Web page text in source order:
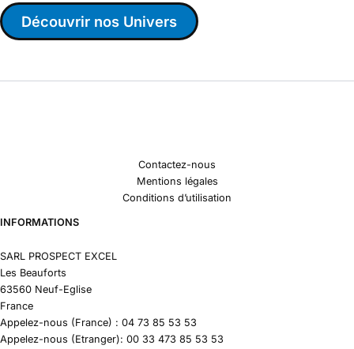
Découvrir nos Univers
Contactez-nous
Mentions légales
Conditions d’utilisation
INFORMATIONS
SARL PROSPECT EXCEL
Les Beauforts
63560 Neuf-Eglise
France
Appelez-nous (France) : 04 73 85 53 53
Appelez-nous (Etranger): 00 33 473 85 53 53